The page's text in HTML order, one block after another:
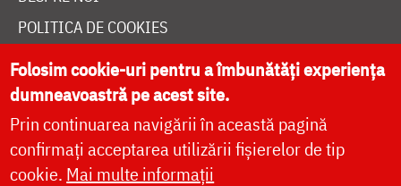
POLITICA DE COOKIES
DONEAZĂ ONLINE PENTRU CATEDRALA NAȚIONALĂ
LIVE
Folosim cookie-uri pentru a îmbunătăți experiența
dumneavoastră pe acest site.
Prin continuarea navigării în această pagină
confirmați acceptarea utilizării fișierelor de tip
cookie. Mai multe informații